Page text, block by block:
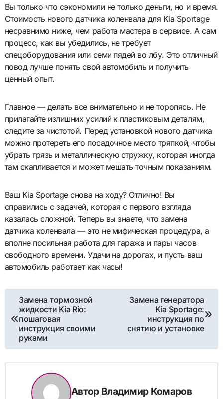
Вы только что сэкономили не только деньги, но и время.
Стоимость нового датчика коленвала для Kia Sportage
несравнимо ниже, чем работа мастера в сервисе. А сам
процесс, как вы убедились, не требует
спецоборудования или семи пядей во лбу. Это отличный
повод лучше понять свой автомобиль и получить
ценный опыт.
Главное — делать все внимательно и не торопясь. Не
прилагайте излишних усилий к пластиковым деталям,
следите за чистотой. Перед установкой нового датчика
можно протереть его посадочное место тряпкой, чтобы
убрать грязь и металлическую стружку, которая иногда
там скапливается и может мешать точным показаниям.
Ваш Kia Sportage снова на ходу? Отлично! Вы
справились с задачей, которая с первого взгляда
казалась сложной. Теперь вы знаете, что замена
датчика коленвала — это не мифическая процедура, а
вполне посильная работа для гаража и пары часов
свободного времени. Удачи на дорогах, и пусть ваш
автомобиль работает как часы!
Навигация
по
записям
Замена тормозной
жидкости Kia Rio:
пошаговая
инструкция своими
руками
Замена генератора
Kia Sportage:
инструкция по
снятию и установке
Автор Владимир Комаров